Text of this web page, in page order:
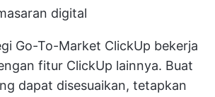
digital
Go-To-Market ClickUp bekerja
fitur ClickUp lainnya. Buat
dapat disesuaikan, tetapkan